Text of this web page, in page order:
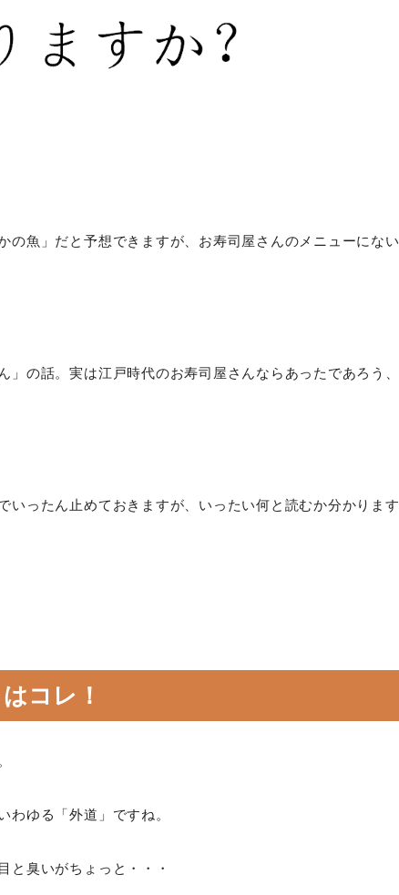
の魚」だと予想できますが、お寿司屋さんのメニューにない
の話。実は江戸時代のお寿司屋さんならあったであろう、
いったん止めておきますが、いったい何と読むか分かります
コレ！
ゆる「外道」ですね。
臭いがちょっと・・・